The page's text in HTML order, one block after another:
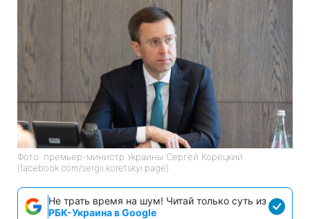
Фото: премьер-министр Украины Сергей Корецкий
(facebook.com/sergii.koretskyi.page)
Не трать время на шум! Читай только суть из
РБК-Украина в Google